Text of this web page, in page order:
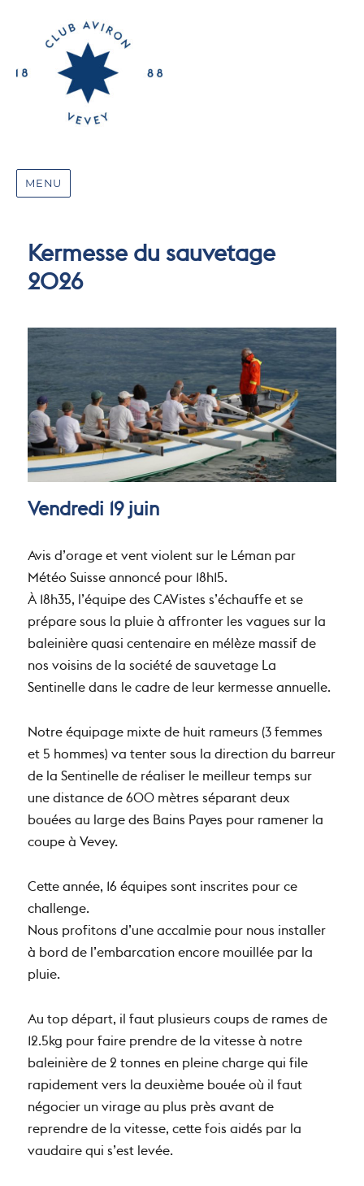
MENU
Kermesse du sauvetage
2026
Vendredi 19 juin
Avis d’orage et vent violent sur le Léman par
Météo Suisse annoncé pour 18h15.
À 18h35, l’équipe des CAVistes s’échauffe et se
prépare sous la pluie à affronter les vagues sur la
baleinière quasi centenaire en mélèze massif de
nos voisins de la société de sauvetage La
Sentinelle dans le cadre de leur kermesse annuelle.
Notre équipage mixte de huit rameurs (3 femmes
et 5 hommes) va tenter sous la direction du barreur
de la Sentinelle de réaliser le meilleur temps sur
une distance de 600 mètres séparant deux
bouées au large des Bains Payes pour ramener la
coupe à Vevey.
Cette année, 16 équipes sont inscrites pour ce
challenge.
Nous profitons d’une accalmie pour nous installer
à bord de l’embarcation encore mouillée par la
pluie.
Au top départ, il faut plusieurs coups de rames de
12.5kg pour faire prendre de la vitesse à notre
baleinière de 2 tonnes en pleine charge qui file
rapidement vers la deuxième bouée où il faut
négocier un virage au plus près avant de
reprendre de la vitesse, cette fois aidés par la
vaudaire qui s’est levée.